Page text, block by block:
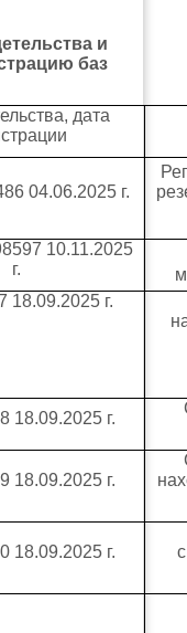
и
баз
дата
04.06.2025 г.
10.11.2025
г.
18.09.2025 г.
18.09.2025 г.
18.09.2025 г.
18.09.2025 г.